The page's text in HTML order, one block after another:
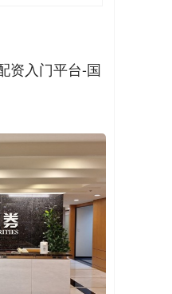
资入门平台-国